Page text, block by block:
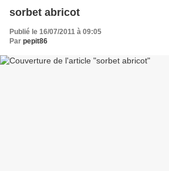
sorbet abricot
Publié le 16/07/2011 à 09:05
Par pepit86